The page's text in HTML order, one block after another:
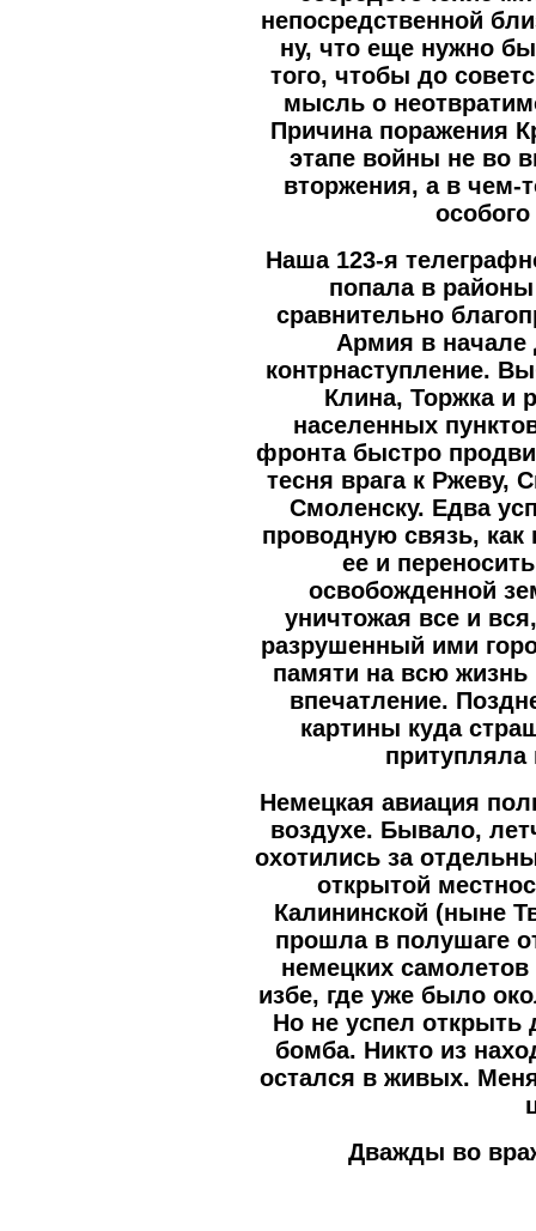
непосредственной
ну, что еще нужно
того, чтобы до
мысль о
Причина поражения
этапе войны не во
вторжения, а в чем-
Наша 123-я
попала в
сравнительно
Армия в начале
контрнаступление.
Клина, Торжка и
населенных
фронта быстро
тесня врага к Ржеву,
Смоленску. Едва
проводную связь,
ее и
освобожденной
уничтожая все и
разрушенный ими
памяти на всю жизнь
впечатление.
картины куда
притупляла
Немецкая авиация
воздухе. Бывало,
охотились за
открытой
Калининской (ныне
прошла в полушаге
немецких
избе, где уже было
Но не успел открыть
бомба. Никто из
остался в живых.
Дважды во